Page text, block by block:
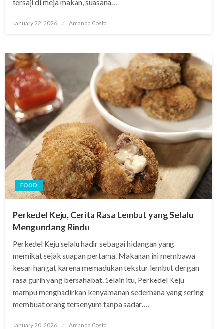
tersaji di meja makan, suasana…
Posted
January 22, 2026 Amanda Costa
FOOD
Perkedel Keju, Cerita Rasa Lembut yang Selalu
Mengundang Rindu
Perkedel Keju selalu hadir sebagai hidangan yang
memikat sejak suapan pertama. Makanan ini membawa
kesan hangat karena memadukan tekstur lembut dengan
rasa gurih yang bersahabat. Selain itu, Perkedel Keju
mampu menghadirkan kenyamanan sederhana yang sering
membuat orang tersenyum tanpa sadar….
Posted
January 20, 2026 Amanda Costa